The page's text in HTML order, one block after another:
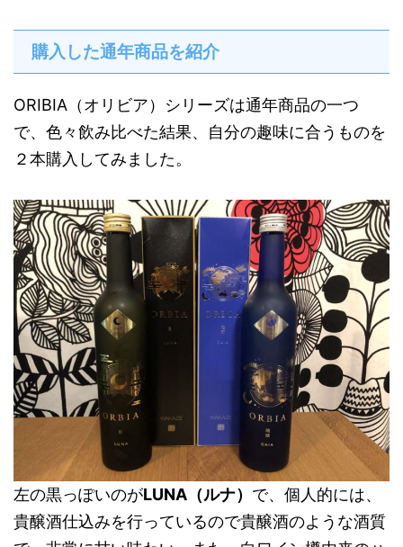
購入した通年商品を紹介
ORIBIA（オリビア）シリーズは通年商品の一つ
で、色々飲み比べた結果、自分の趣味に合うものを
２本購入してみました。
左の黒っぽいのがLUNA（ルナ） で、個人的には、
貴醸酒仕込みを行っているので貴醸酒のような酒質